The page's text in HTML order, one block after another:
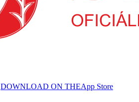
DOWNLOAD ON THEApp Store